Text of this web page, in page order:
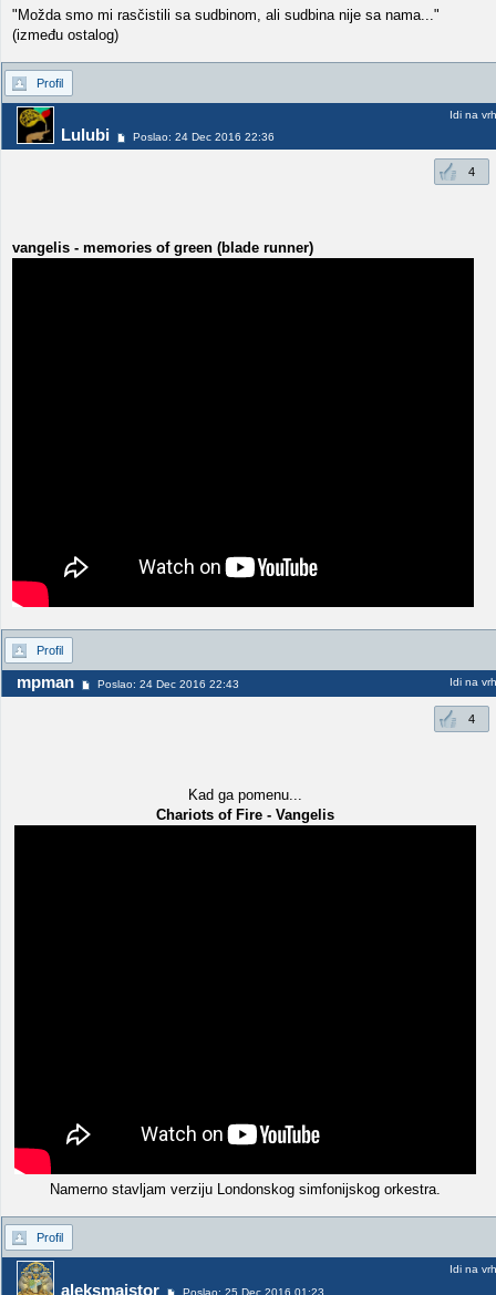
"Možda smo mi rasčistili sa sudbinom, ali sudbina nije sa nama..."
(između ostalog)
Profil
Lulubi Poslao: 24 Dec 2016 22:36
Idi na vrh
4
vangelis - memories of green (blade runner)
Profil
mpman Poslao: 24 Dec 2016 22:43 Idi na vrh
4
Kad ga pomenu...
Chariots of Fire - Vangelis
Namerno stavljam verziju Londonskog simfonijskog orkestra.
Profil
aleksmajstor
Idi na vrh